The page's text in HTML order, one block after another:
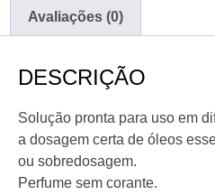
Avaliações (0)
DESCRIÇÃO
Solução pronta para uso em
a dosagem certa de óleos
ou sobredosagem.
Perfume sem corante.